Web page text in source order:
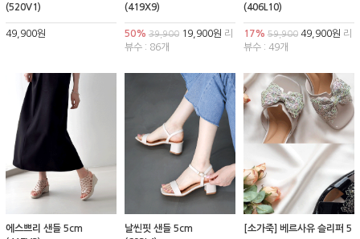
(520V1)
49,900원
(419X9)
50% 39,90019,900원 리
뷰수 : 86개
(406L10)
17% 59,90049,900원 리
뷰수 : 49개
에스쁘리 샌들 5cm
날씬핏 샌들 5cm
[소가죽] 베르사유 슬리퍼 5